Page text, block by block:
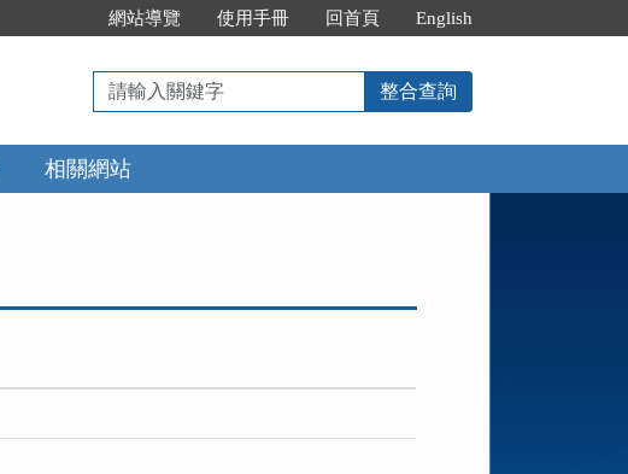
網站導覽 使用手冊 回首頁 English
請
輸
入
關
鍵
整合查詢
相關網站